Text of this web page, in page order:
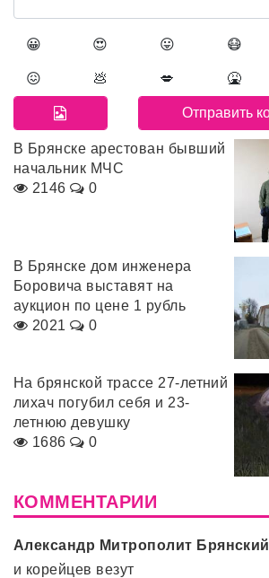
😀 😍 😛 😷
😖 💩 💋 🤮
В Брянске арестован бывший
начальник МЧС
2146
0
В Брянске дом инженера
Боровича выставят на
аукцион по цене 1 рубль
2021
0
На брянской трассе 27-летний
лихач погубил себя и 23-
летнюю девушку
1686
0
КОММЕНТАРИИ
Александр Митрополит
и корейцев везут